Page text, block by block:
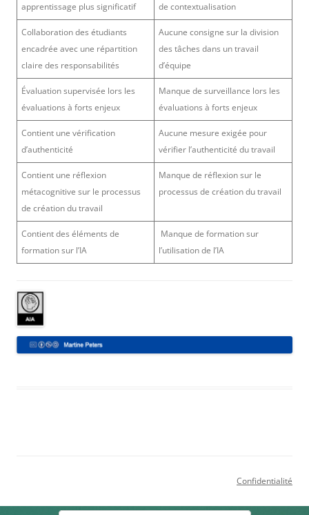
apprentissage plus significatif
de contextualisation
Collaboration des étudiants
encadrée avec une répartition
claire des responsabilités
Aucune consigne sur la division
des tâches dans un travail
d’équipe
Évaluation supervisée lors les
évaluations à forts enjeux
Manque de surveillance lors les
évaluations à forts enjeux
Contient une vérification
d’authenticité
Aucune mesure exigée pour
vérifier l’authenticité du travail
Contient une réflexion
métacognitive sur le processus
de création du travail
Manque de réflexion sur le
processus de création du travail
Contient des éléments de
formation sur l’IA
Manque de formation sur
l’utilisation de l’IA
Confidentialité